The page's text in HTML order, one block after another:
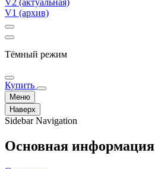
V2 (актуальная)
V1 (архив)
Тёмный режим
Купить
Меню
Наверх
Sidebar Navigation
Основная информация